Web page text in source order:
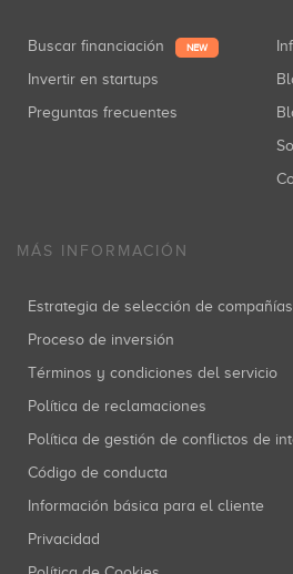
Buscar financiación NEW
Invertir en startups
Preguntas frecuentes
MÁS INFORMACIÓN
Estrategia de selección de compañías
Proceso de inversión
Términos y condiciones del servicio
Política de reclamaciones
Política de gestión de conflictos de
Código de conducta
Información básica para el cliente
Privacidad